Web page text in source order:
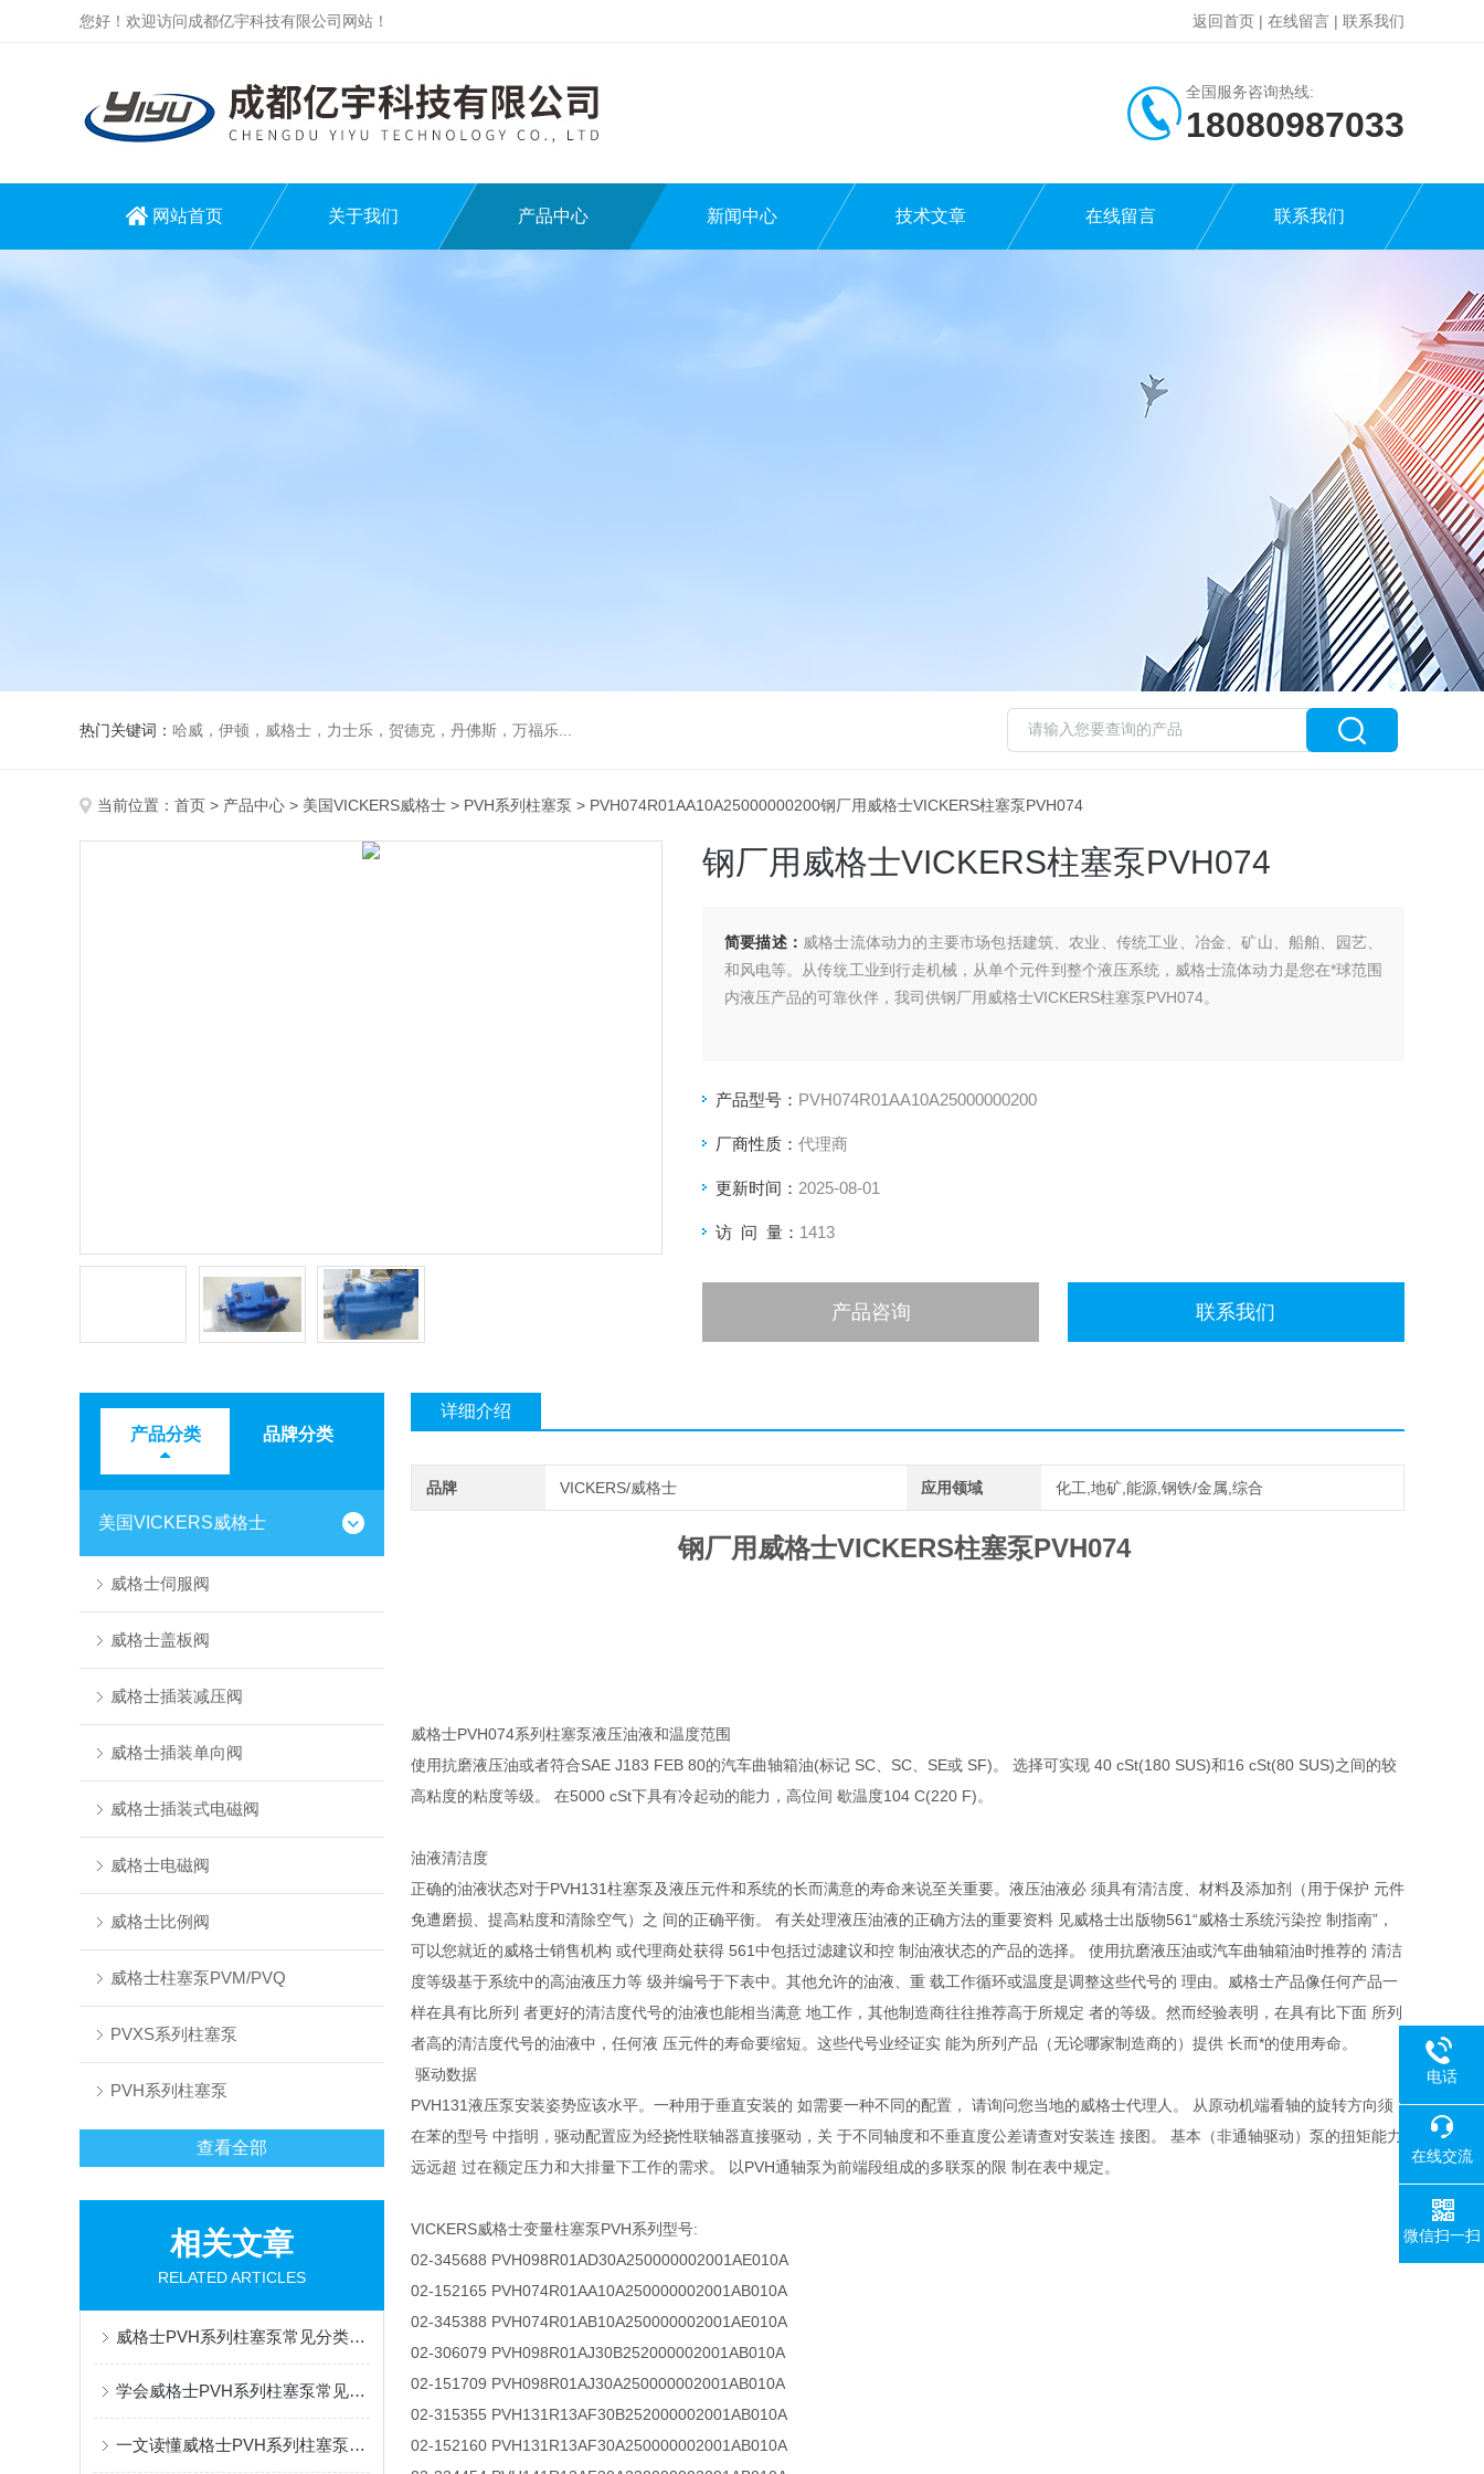
您好！欢迎访问成都亿宇科技有限公司网站！ 返回首页 | 在线留言 | 联系我们
全国服务咨询热线:
18080987033
网站首页 关于我们 产品中心 新闻中心 技术文章 在线留言 联系我们
热门关键词： 哈威，伊顿，威格士，力士乐，贺德克，丹佛斯，万福乐...
当前位置： 首页 > 产品中心 > 美国VICKERS威格士 > PVH系列柱塞泵 > PVH074R01AA10A25000000200钢厂用威格士VICKERS柱塞泵PVH074
钢厂用威格士VICKERS柱塞泵PVH074
简要描述： 威格士流体动力的主要市场包括建筑、农业、传统工业、冶金、矿山、船舶、园艺、
和风电等。从传统工业到行走机械，从单个元件到整个液压系统，威格士流体动力是您在*球范围
内液压产品的可靠伙伴，我司供钢厂用威格士VICKERS柱塞泵PVH074。
产品型号： PVH074R01AA10A25000000200
厂商性质： 代理商
更新时间： 2025-08-01
访 问 量： 1413
产品咨询 联系我们
产品分类 品牌分类
美国VICKERS威格士
威格士伺服阀
威格士盖板阀
威格士插装减压阀
威格士插装单向阀
威格士插装式电磁阀
威格士电磁阀
威格士比例阀
威格士柱塞泵PVM/PVQ
PVXS系列柱塞泵
PVH系列柱塞泵
查看全部
相关文章
RELATED ARTICLES
威格士PVH系列柱塞泵常见分类有哪些，看完你就知道了
学会威格士PVH系列柱塞泵常见故障排除，既省心又省钱
一文读懂威格士PVH系列柱塞泵结构组成，就是这么简单
详细介绍
品牌 VICKERS/威格士 应用领域 化工,地矿,能源,钢铁/金属,综合
钢厂用威格士VICKERS柱塞泵PVH074
威格士PVH074系列柱塞泵液压油液和温度范围
使用抗磨液压油或者符合SAE J183 FEB 80的汽车曲轴箱油(标记 SC、SC、SE或 SF)。 选择可实现 40 cSt(180 SUS)和16 cSt(80 SUS)之间的较
高粘度的粘度等级。 在5000 cSt下具有冷起动的能力，高位间 歇温度104 C(220 F)。
油液清洁度
正确的油液状态对于PVH131柱塞泵及液压元件和系统的长而满意的寿命来说至关重要。液压油液必 须具有清洁度、材料及添加剂（用于保护 元件
免遭磨损、提高粘度和清除空气）之 间的正确平衡。 有关处理液压油液的正确方法的重要资料 见威格士出版物561“威格士系统污染控 制指南”，
可以您就近的威格士销售机构 或代理商处获得 561中包括过滤建议和控 制油液状态的产品的选择。 使用抗磨液压油或汽车曲轴箱油时推荐的 清洁
度等级基于系统中的高油液压力等 级并编号于下表中。其他允许的油液、重 载工作循环或温度是调整这些代号的 理由。威格士产品像任何产品一
样在具有比所列 者更好的清洁度代号的油液也能相当满意 地工作，其他制造商往往推荐高于所规定 者的等级。然而经验表明，在具有比下面 所列
者高的清洁度代号的油液中，任何液 压元件的寿命要缩短。这些代号业经证实 能为所列产品（无论哪家制造商的）提供 长而*的使用寿命。
驱动数据
PVH131液压泵安装姿势应该水平。一种用于垂直安装的 如需要一种不同的配置， 请询问您当地的威格士代理人。 从原动机端看轴的旋转方向须
在苯的型号 中指明，驱动配置应为经挠性联轴器直接驱动，关 于不同轴度和不垂直度公差请查对安装连 接图。 基本（非通轴驱动）泵的扭矩能力
远远超 过在额定压力和大排量下工作的需求。 以PVH通轴泵为前端段组成的多联泵的限 制在表中规定。
VICKERS威格士变量柱塞泵PVH系列型号:
02-345688 PVH098R01AD30A250000002001AE010A
02-152165 PVH074R01AA10A250000002001AB010A
02-345388 PVH074R01AB10A250000002001AE010A
02-306079 PVH098R01AJ30B252000002001AB010A
02-151709 PVH098R01AJ30A250000002001AB010A
02-315355 PVH131R13AF30B252000002001AB010A
02-152160 PVH131R13AF30A250000002001AB010A
电话
在线交流
微信扫一扫